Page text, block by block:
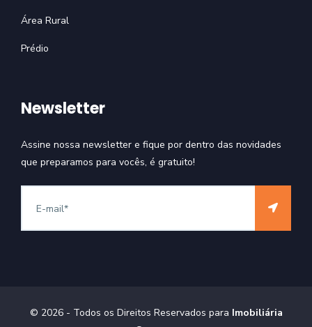
Área Rural
Prédio
Newsletter
Assine nossa newsletter e fique por dentro das novidades
que preparamos para vocês, é gratuito!
© 2026- Todos os Direitos Reservados para Imobiliária